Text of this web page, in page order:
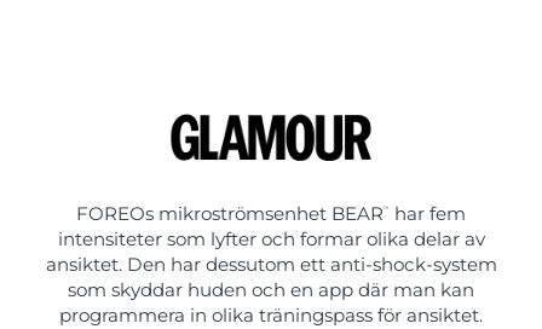
FOREOs mikroströmsenhet BEAR ™
har fem
intensiteter som lyfter och formar olika delar av
ansiktet. Den har dessutom ett anti-shock-system
som skyddar huden och en app där man kan
programmera in olika träningspass för ansiktet.